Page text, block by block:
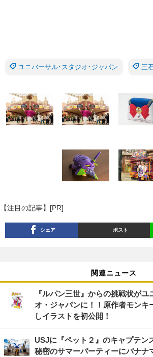
ユニバーサル･スタジオ･ジャパン 三
【注目の記事】[PR]
シェア ポスト
関連ニュース
『ルパン三世』からの挑戦状が
オ・ジャパンに！！原作者モンキ
しイラストを初公開！
USJに『ペット２』のキャプテン
秘密のサマーパーティーにバナナ